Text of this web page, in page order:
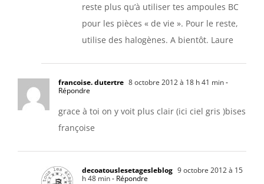
reste plus qu’à utiliser tes ampoules BC
pour les pièces « de vie ». Pour le reste,
utilise des halogènes. A bientôt. Laure
francoise. dutertre 8 octobre 2012 à 18 h 41 min-
Répondre
grace à toi on y voit plus clair (ici ciel gris )bises
françoise
decoatouslesetagesleblog 9 octobre 2012 à 15
h 48 min- Répondre